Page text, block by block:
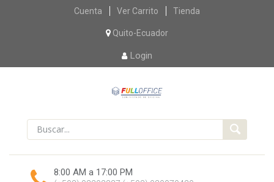
Skip
content
Cuenta Ver Carrito Tienda
Quito-Ecuador
Login
8:00 AM a 17:00 PM